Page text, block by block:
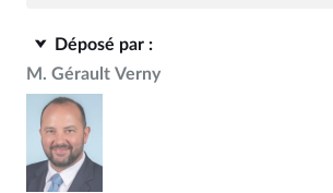
Déposé par :
M. Gérault Verny